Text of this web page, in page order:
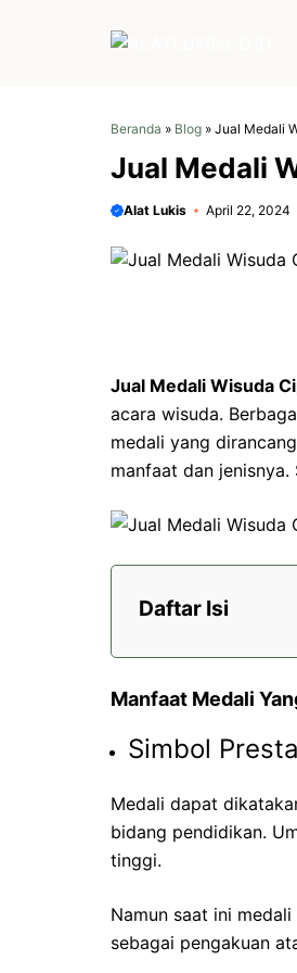
Beranda » Blog » Jual Medali
Jual Medali
Alat Lukis April 22, 2024
Jual Medali Wisuda
acara wisuda.
medali yang
manfaat dan
Daftar Isi
Manfaat Medali
Simbol
Medali dapat
bidang pendidikan.
tinggi.
Namun saat ini
sebagai pengakuan